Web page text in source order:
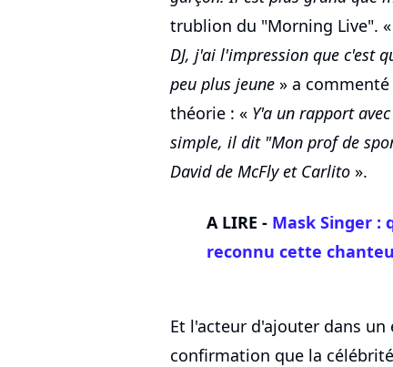
trublion du "Morning Live". «
DJ, j'ai l'impression que c'est
peu plus jeune » a
théorie : « Y'a un rapport
simple, il dit "Mon prof de
David de McFly et Carlito ».
A LIRE - Mask Singer :
reconnu cette
Et l'acteur d'ajouter dans
confirmation que la